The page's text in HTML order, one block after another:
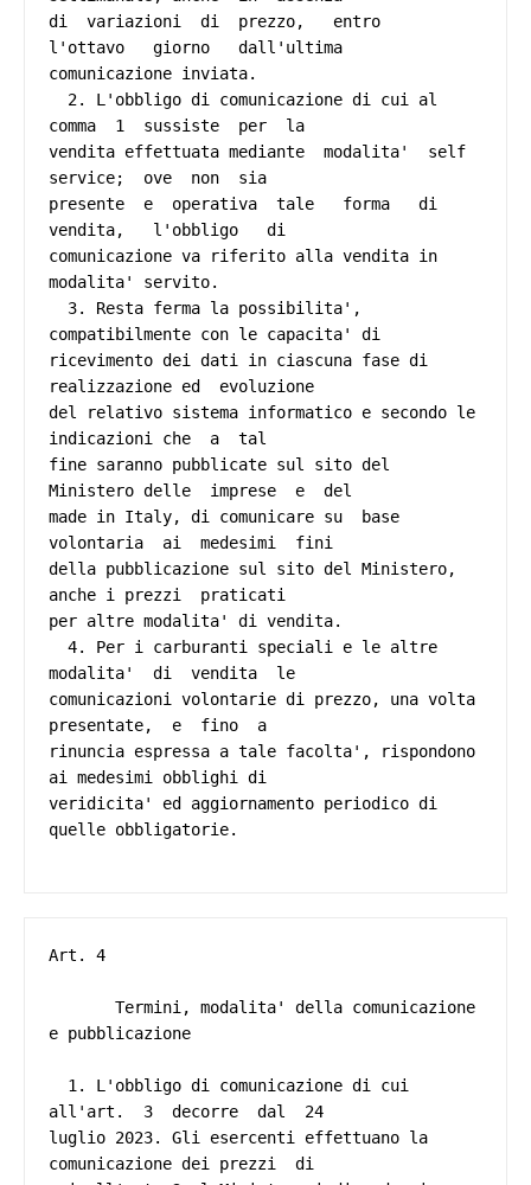
di  variazioni  di  prezzo,   entro
l'ottavo   giorno   dall'ultima
comunicazione inviata.
comma  1  sussiste  per  la
vendita effettuata mediante  modalita'  self
service;  ove  non  sia
presente  e  operativa  tale   forma   di
vendita,   l'obbligo   di
comunicazione va riferito alla vendita in
modalita' servito.
compatibilmente con le capacita' di
ricevimento dei dati in ciascuna fase di
realizzazione ed  evoluzione
del relativo sistema informatico e secondo le
indicazioni che  a  tal
fine saranno pubblicate sul sito del
Ministero delle  imprese  e  del
made in Italy, di comunicare su  base
volontaria  ai  medesimi  fini
della pubblicazione sul sito del Ministero,
anche i prezzi  praticati
per altre modalita' di vendita.
modalita'  di  vendita  le
comunicazioni volontarie di prezzo, una volta
presentate,  e  fino  a
rinuncia espressa a tale facolta', rispondono
ai medesimi obblighi di
veridicita' ed aggiornamento periodico di
quelle obbligatorie.
Art. 4
e pubblicazione
all'art.  3  decorre  dal  24
luglio 2023. Gli esercenti effettuano la
comunicazione dei prezzi  di